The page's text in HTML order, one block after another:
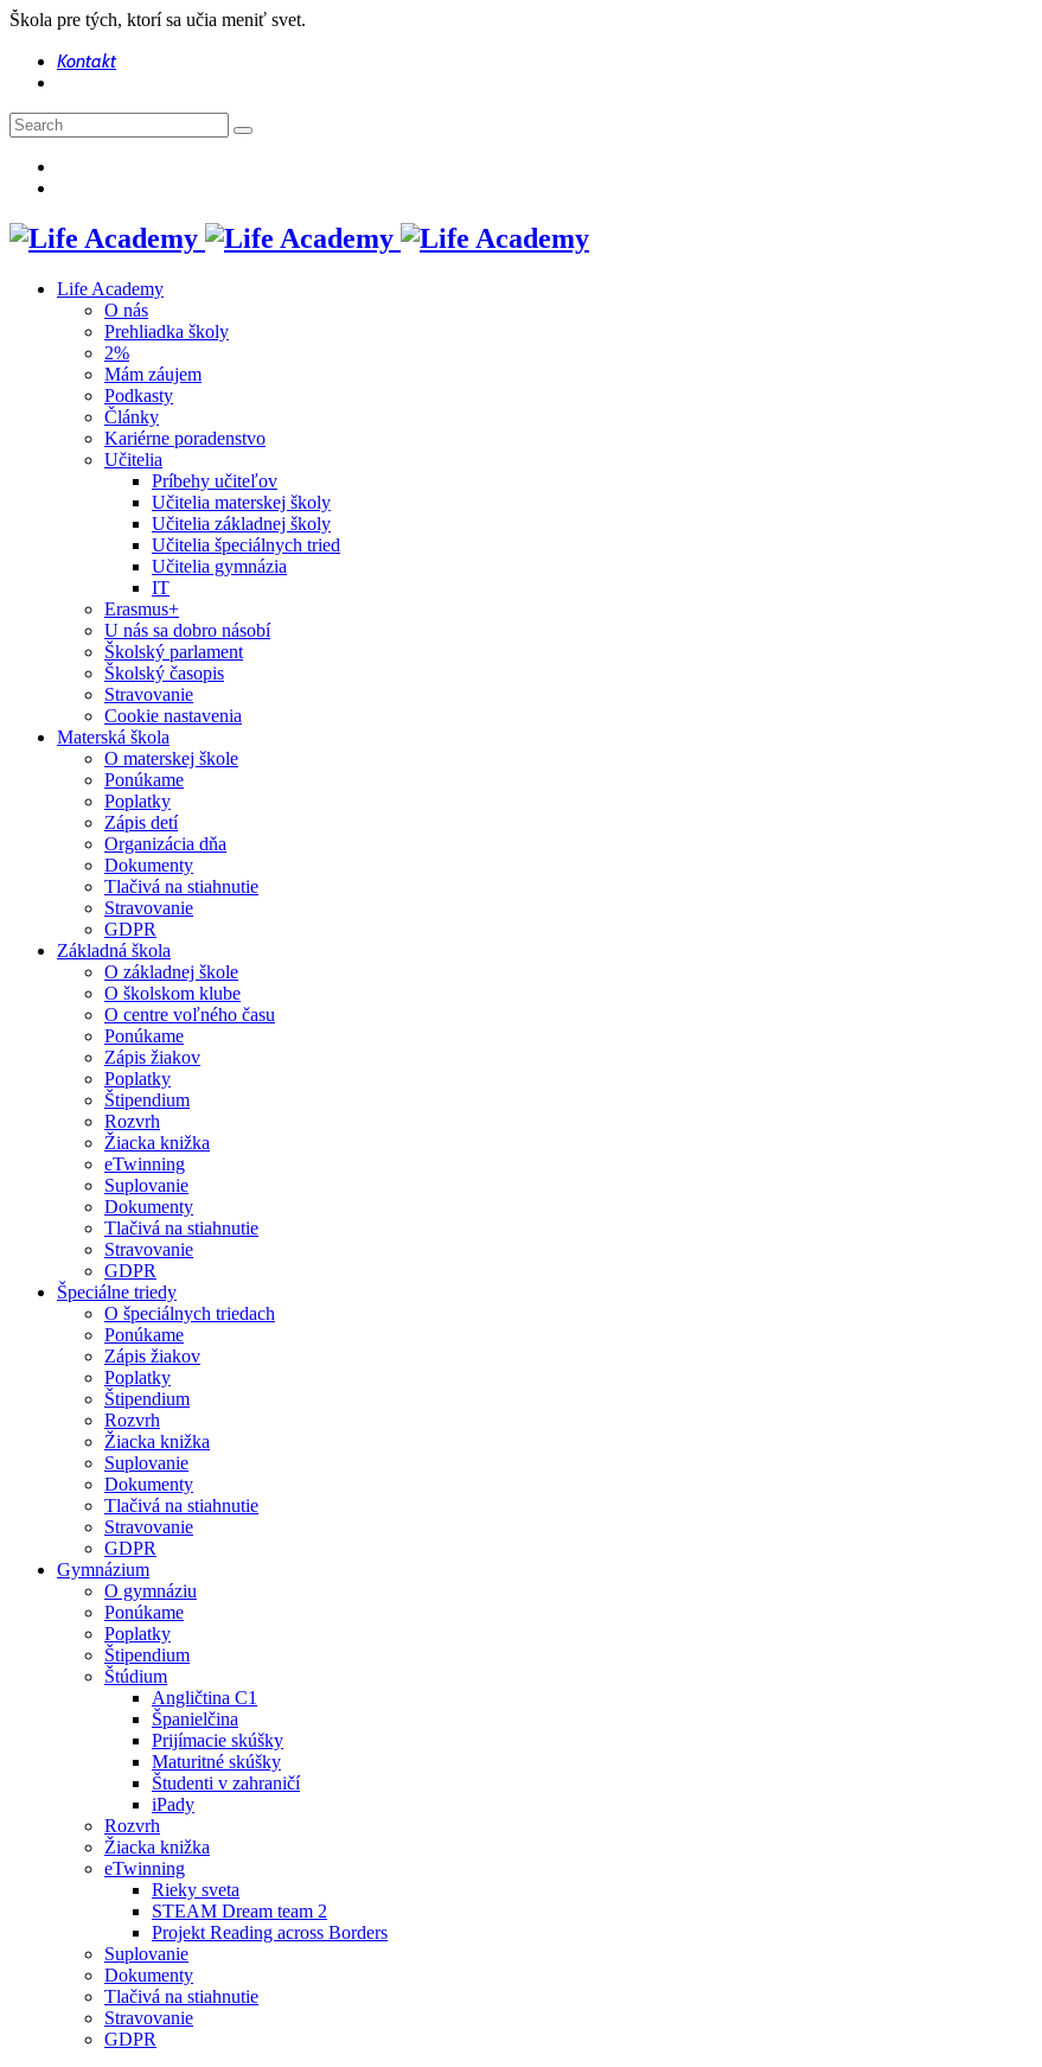
Škola pre tých, ktorí sa učia meniť svet.
Kontakt
Life Academy
O nás
Prehliadka školy
2%
Mám záujem
Podkasty
Články
Kariérne poradenstvo
Učitelia
Príbehy učiteľov
Učitelia materskej školy
Učitelia základnej školy
Učitelia špeciálnych tried
Učitelia gymnázia
IT
Erasmus+
U nás sa dobro násobí
Školský parlament
Školský časopis
Stravovanie
Cookie nastavenia
Materská škola
O materskej škole
Ponúkame
Poplatky
Zápis detí
Organizácia dňa
Dokumenty
Tlačivá na stiahnutie
Stravovanie
GDPR
Základná škola
O základnej škole
O školskom klube
O centre voľného času
Ponúkame
Zápis žiakov
Poplatky
Štipendium
Rozvrh
Žiacka knižka
eTwinning
Suplovanie
Dokumenty
Tlačivá na stiahnutie
Stravovanie
GDPR
Špeciálne triedy
O špeciálnych triedach
Ponúkame
Zápis žiakov
Poplatky
Štipendium
Rozvrh
Žiacka knižka
Suplovanie
Dokumenty
Tlačivá na stiahnutie
Stravovanie
GDPR
Gymnázium
O gymnáziu
Ponúkame
Poplatky
Štipendium
Štúdium
Angličtina C1
Španielčina
Prijímacie skúšky
Maturitné skúšky
Študenti v zahraničí
iPady
Rozvrh
Žiacka knižka
eTwinning
Rieky sveta
STEAM Dream team 2
Projekt Reading across Borders
Suplovanie
Dokumenty
Tlačivá na stiahnutie
Stravovanie
GDPR